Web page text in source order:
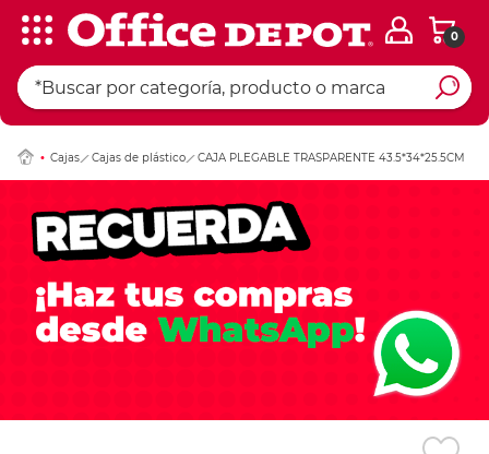
0
Cajas Cajas de plástico CAJA PLEGABLE TRASPARENTE 43.5*34*25.5CM
Ingresar Codigo